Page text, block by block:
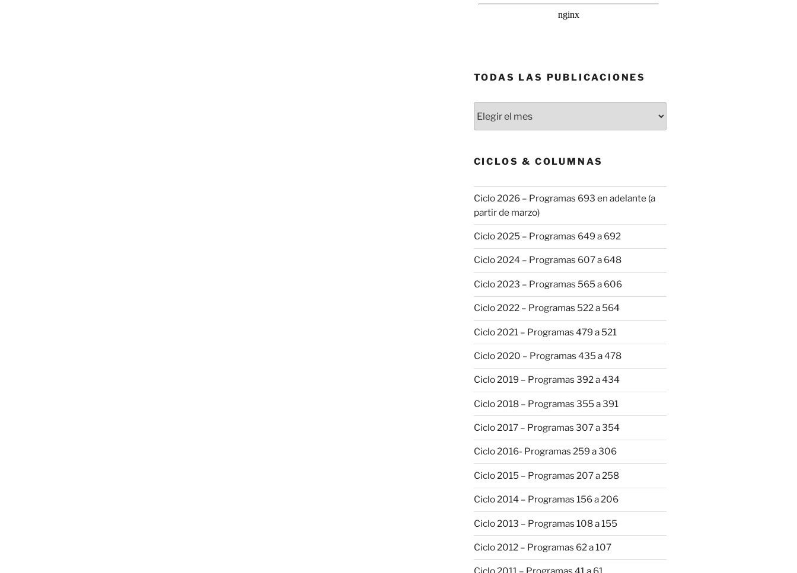
TODAS LAS PUBLICACIONES
las
CICLOS & COLUMNAS
Ciclo 2026 – Programas 693 en adelante (a
partir de marzo)
Ciclo 2025 – Programas 649 a 692
Ciclo 2024 – Programas 607 a 648
Ciclo 2023 – Programas 565 a 606
Ciclo 2022 – Programas 522 a 564
Ciclo 2021 – Programas 479 a 521
Ciclo 2020 – Programas 435 a 478
Ciclo 2019 – Programas 392 a 434
Ciclo 2018 – Programas 355 a 391
Ciclo 2017 – Programas 307 a 354
Ciclo 2016- Programas 259 a 306
Ciclo 2015 – Programas 207 a 258
Ciclo 2014 – Programas 156 a 206
Ciclo 2013 – Programas 108 a 155
Ciclo 2012 – Programas 62 a 107